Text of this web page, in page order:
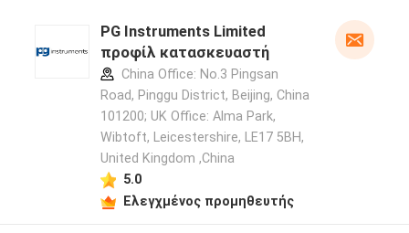
PG Instruments Limited
προφίλ κατασκευαστή
China Office: No.3 Pingsan
Road, Pinggu District, Beijing, China
101200; UK Office: Alma Park,
Wibtoft, Leicestershire, LE17 5BH,
United Kingdom ,China
5.0
Ελεγχμένος προμηθευτής